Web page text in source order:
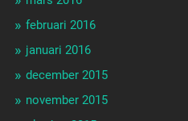
februari 2016
januari 2016
december 2015
november 2015